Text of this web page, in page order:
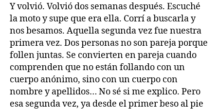
Y volvió. Volvió dos semanas después. Escuché
la moto y supe que era ella. Corrí a buscarla y
nos besamos. Aquella segunda vez fue nuestra
primera vez. Dos personas no son pareja porque
follen juntas. Se convierten en pareja cuando
comprenden que no están follando con un
cuerpo anónimo, sino con un cuerpo con
nombre y apellidos… No sé si me explico. Pero
esa segunda vez, ya desde el primer beso al pie